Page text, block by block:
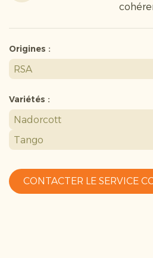
Origines :
RSA
Variétés :
Nadorcott
Tango
CONTACTER LE SERVICE